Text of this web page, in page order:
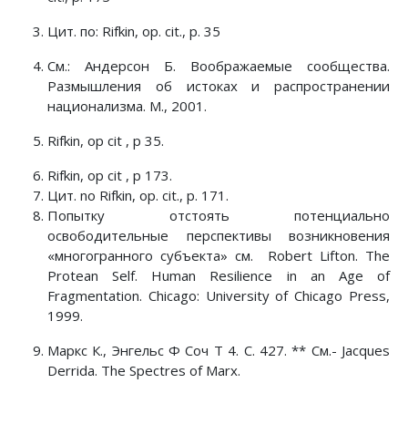
Цит. по: Rifkin, op. cit., p. 35
См.: Андерсон Б. Воображаемые сообщества.
Размышления об истоках и распространении
национализма. М., 2001.
Rifkin, op cit , р 35.
Rifkin, op cit , p 173.
Цит. no Rifkin, op. cit., p. 171.
Попытку отстоять потенциально
освободительные перспективы возникновения
«многогранного субъекта» см. Robert Lifton. The
Protean Self. Human Resilience in an Age of
Fragmentation. Chicago: University of Chicago Press,
1999.
Маркс К., Энгельс Ф Соч T 4. С. 427. ** См.- Jacques
Derrida. The Spectres of Marx.